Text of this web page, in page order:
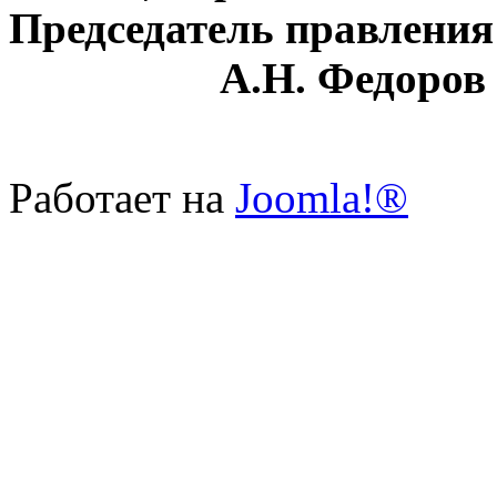
А.Н. Федоров
Работает на Joomla!®